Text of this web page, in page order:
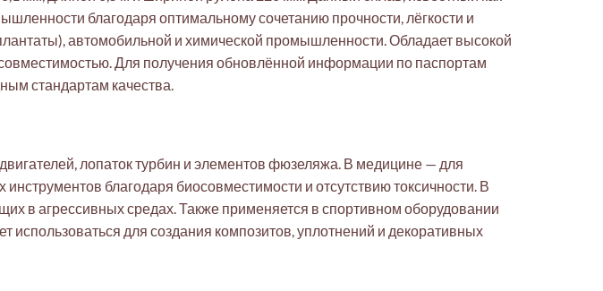
благодаря оптимальному сочетанию прочности, лёгкости и
автомобильной и химической промышленности. Обладает высокой
Для получения обновлённой информации по паспортам
стандартам качества.
лопаток турбин и элементов фюзеляжа. В медицине — для
благодаря биосовместимости и отсутствию токсичности. В
в агрессивных средах. Также применяется в спортивном оборудовании
использоваться для создания композитов, уплотнений и декоративных